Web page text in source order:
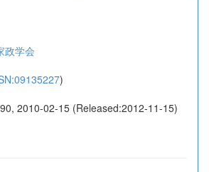
政学会
)
2010-02-15 (Released:2012-11-15)